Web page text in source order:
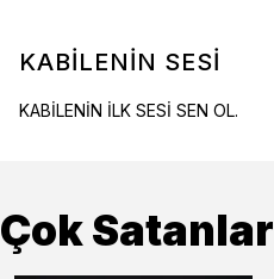
KABİLENİN SESİ
KABİLENİN İLK SESİ SEN OL.
Çok Satanlar